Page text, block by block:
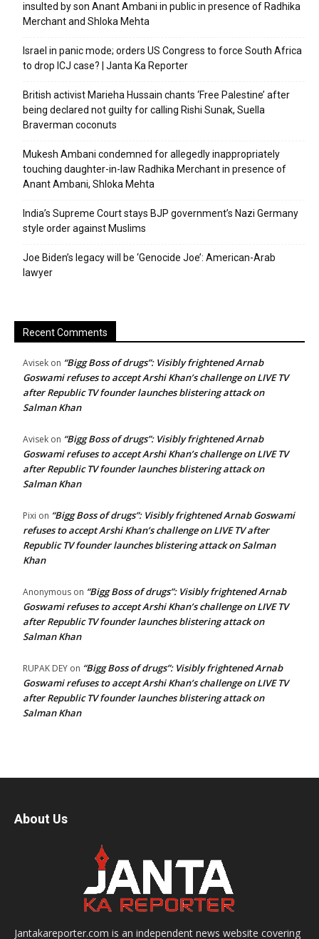
insulted by son Anant Ambani in public in presence of Radhika
Merchant and Shloka Mehta
Israel in panic mode; orders US Congress to force South Africa
to drop ICJ case? | Janta Ka Reporter
British activist Marieha Hussain chants ‘Free Palestine’ after
being declared not guilty for calling Rishi Sunak, Suella
Braverman coconuts
Mukesh Ambani condemned for allegedly inappropriately
touching daughter-in-law Radhika Merchant in presence of
Anant Ambani, Shloka Mehta
India’s Supreme Court stays BJP government’s Nazi Germany
style order against Muslims
Joe Biden’s legacy will be ‘Genocide Joe’: American-Arab
lawyer
Recent Comments
Avisek on “Bigg Boss of drugs”: Visibly frightened Arnab
Goswami refuses to accept Arshi Khan’s challenge on LIVE TV
after Republic TV founder launches blistering attack on
Salman Khan
Avisek on “Bigg Boss of drugs”: Visibly frightened Arnab
Goswami refuses to accept Arshi Khan’s challenge on LIVE TV
after Republic TV founder launches blistering attack on
Salman Khan
Pixi on “Bigg Boss of drugs”: Visibly frightened Arnab Goswami
refuses to accept Arshi Khan’s challenge on LIVE TV after
Republic TV founder launches blistering attack on Salman
Khan
Anonymous on “Bigg Boss of drugs”: Visibly frightened Arnab
Goswami refuses to accept Arshi Khan’s challenge on LIVE TV
after Republic TV founder launches blistering attack on
Salman Khan
RUPAK DEY on “Bigg Boss of drugs”: Visibly frightened Arnab
Goswami refuses to accept Arshi Khan’s challenge on LIVE TV
after Republic TV founder launches blistering attack on
Salman Khan
About Us
Jantakareporter.com is an independent news website covering